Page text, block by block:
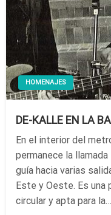
HOMENAJES
DE-KALLE EN LA
En el interior del
permanece la
guía hacia varias
Este y Oeste. Es
circular y apta para la…